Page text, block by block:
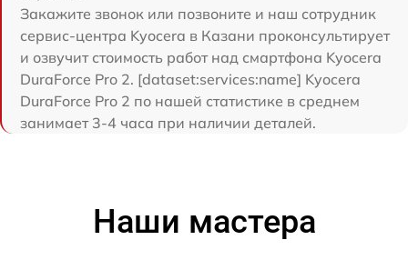
Закажите звонок или позвоните и наш сотрудник
сервис-центра Kyocera в Казани проконсультирует
и озвучит стоимость работ над смартфона Kyocera
DuraForce Pro 2. [dataset:services:name] Kyocera
DuraForce Pro 2 по нашей статистике в среднем
занимает 3-4 часа при наличии деталей.
Наши мастера